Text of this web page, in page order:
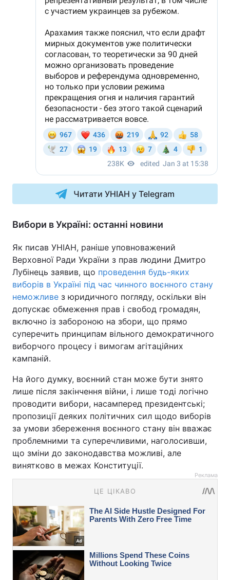
Читати УНІАН у Telegram
Вибори в Україні: останні новини
Як писав УНІАН, раніше уповноважений
Верховної Ради України з прав людини Дмитро
Лубінець заявив, що проведення будь-яких
виборів в Україні під час чинного воєнного стану
неможливе з юридичного погляду, оскільки він
допускає обмеження прав і свобод громадян,
включно із забороною на збори, що прямо
суперечить принципам вільного демократичного
виборчого процесу і вимогам агітаційних
кампаній.
На його думку, воєнний стан може бути знято
лише після закінчення війни, і лише тоді логічно
проводити вибори, насамперед президентські;
пропозиції деяких політичних сил щодо виборів
за умови збереження воєнного стану він вважає
проблемними та суперечливими, наголосивши,
що зміни до законодавства можливі, але
винятково в межах Конституції.
Реклама